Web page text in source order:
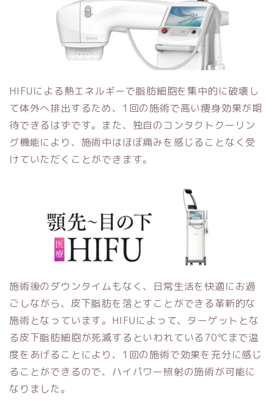
HIFUによる熱エネルギーで脂肪細胞を集中的に破壊し
て体外へ排出するため、1回の施術で高い痩身効果が期
待できるはずです。また、独自のコンタクトクーリン
グ機能により、施術中はほぼ痛みを感じることなく受
けていただくことができます。
施術後のダウンタイムもなく、日常生活を快適にお過
ごしながら、皮下脂肪を落とすことができる革新的な
施術となっています。HIFUによって、ターゲットとな
る皮下脂肪細胞が死滅するといわれている70℃まで温
度をあげることにより、1回の施術で効果を充分に感じ
ることができるので、ハイパワー照射の施術が可能に
なりました。